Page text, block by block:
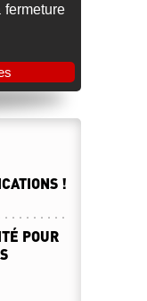
fermeture
!
POUR